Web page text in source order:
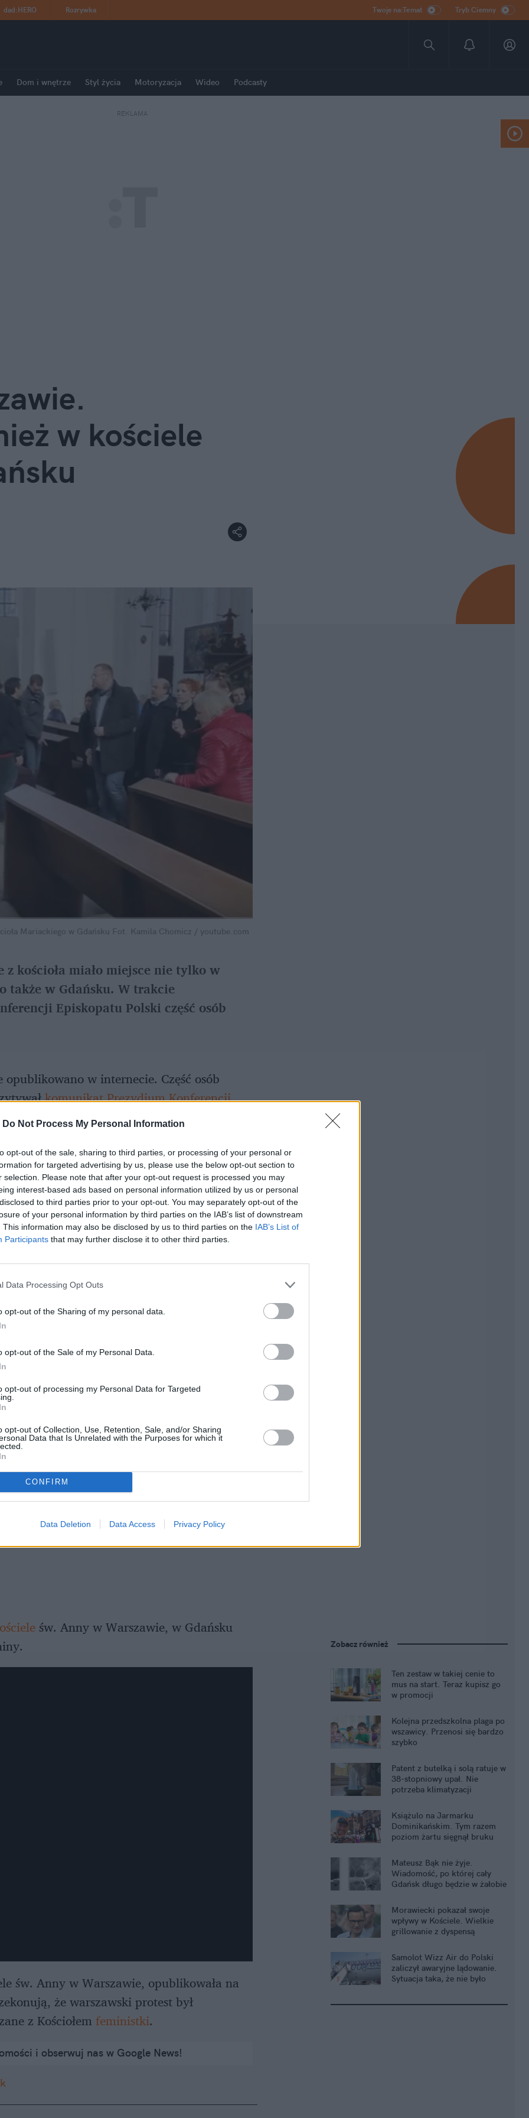
Do Not Process My Personal Information
opt-out of the sale, sharing to third parties, or processing of your personal or
for targeted advertising by us, please use the below opt-out section to
selection. Please note that after your opt-out request is processed you may
interest-based ads based on personal information utilized by us or personal
to third parties prior to your opt-out. You may separately opt-out of the
of your personal information by third parties on the IAB’s list of downstream
This information may also be disclosed by us to third parties on the IAB’s List of
Participants that may further disclose it to other third parties.
Data Processing Opt Outs
opt-out of the Sharing of my personal data.
opt-out of the Sale of my Personal Data.
opt-out of processing my Personal Data for Targeted
opt-out of Collection, Use, Retention, Sale, and/or Sharing
Data that Is Unrelated with the Purposes for which it
CONFIRM
Data Deletion Data Access Privacy Policy
dad:HERO Rozrywka Twoje na:Temat Tryb Ciemny
Dom i wnętrze Styl życia Motoryzacja Wideo Podcasty
REKLAMA
w kościele
Mariackiego w Gdańsku Fot. Kamila Chomicz / youtube.com
kościoła miało miejsce nie tylko w
także w Gdańsku. W trakcie
Episkopatu Polski część osób
w internecie. Część osób
komunikat Prezydium Konferencji
człowieka
św. Anny w Warszawie, w Gdańsku
św. Anny w Warszawie, opublikowała na
że warszawski protest był
z Kościołem feministki.
i obserwuj nas w Google News!
Zobacz również
Ten zestaw w takiej cenie to
mus na start. Teraz kupisz go
w promocji
Kolejna przedszkolna plaga po
wszawicy. Przenosi się bardzo
szybko
Patent z butelką i solą ratuje w
38-stopniowy upał. Nie
potrzeba klimatyzacji
Książulo na Jarmarku
Dominikańskim. Tym razem
poziom żartu sięgnął bruku
Mateusz Bąk nie żyje.
Wiadomość, po której cały
Gdańsk długo będzie w żałobie
Morawiecki pokazał swoje
wpływy w Kościele. Wielkie
grillowanie z dyspensą
Samolot Wizz Air do Polski
zaliczył awaryjne lądowanie.
Sytuacja taka, że nie było